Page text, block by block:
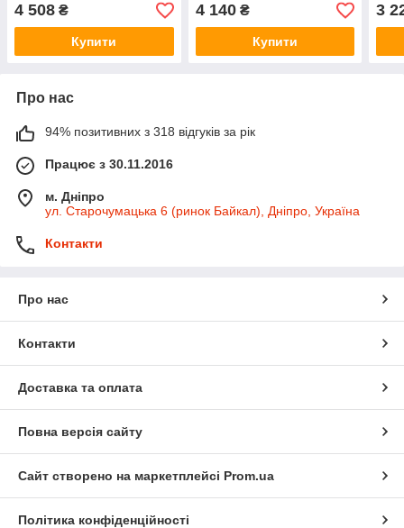
4 508 ₴
Купити
4 140₴
Купити
3
Про нас
94% позитивних з 318 відгуків за рік
Працює з 30.11.2016
м. Дніпро
ул. Старочумацька 6 (ринок Байкал), Дніпро, Україна
Контакти
Про нас
Контакти
Доставка та оплата
Повна версія сайту
Сайт створено на маркетплейсі Prom.ua
Політика конфіденційності